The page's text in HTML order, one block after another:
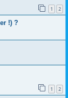
1 2
!) ?
1 2